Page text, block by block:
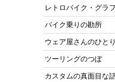
レトロバイク・グラ
バイク乗りの勘所
ウェア屋さんのひと
ツーリングのつぼ
カスタムの真面目な